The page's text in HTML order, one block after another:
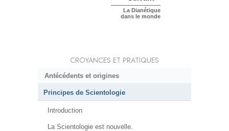
La Dianétique
dans le monde
CROYANCES ET PRATIQUES
Antécédents et origines
Principes de Scientologie
Introduction
La Scientologie est nouvelle.